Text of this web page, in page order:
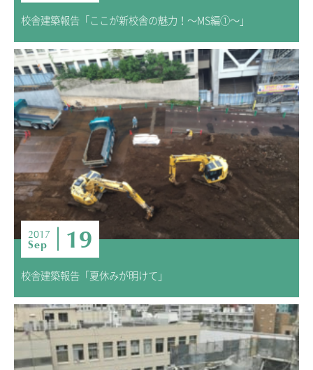
入学金・学費等一覧
入試問題
学校案内
公開行事の紹介
編入学・転入学試験
よくあるご質問
INFORMATION
総合案内
ニュース・トピック
お問い合わせ
キャンパスマップ
アクセスマップ
緊急・災害時の対応
いじめ防止対策
ENGLISHページ
個人情報保護への取り組み
採用情報
地の塩、世の光（スクールモットー）
校舎建築報告「ここが新校舎の魅力！～MS編①～」
2017
Sep 19
校舎建築報告「夏休みが明けて」